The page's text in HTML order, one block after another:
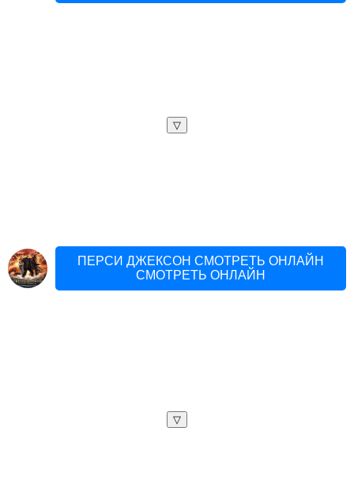
▽
ПЕРСИ ДЖЕКСОН СМОТРЕТЬ ОНЛАЙН
СМОТРЕТЬ ОНЛАЙН
▽